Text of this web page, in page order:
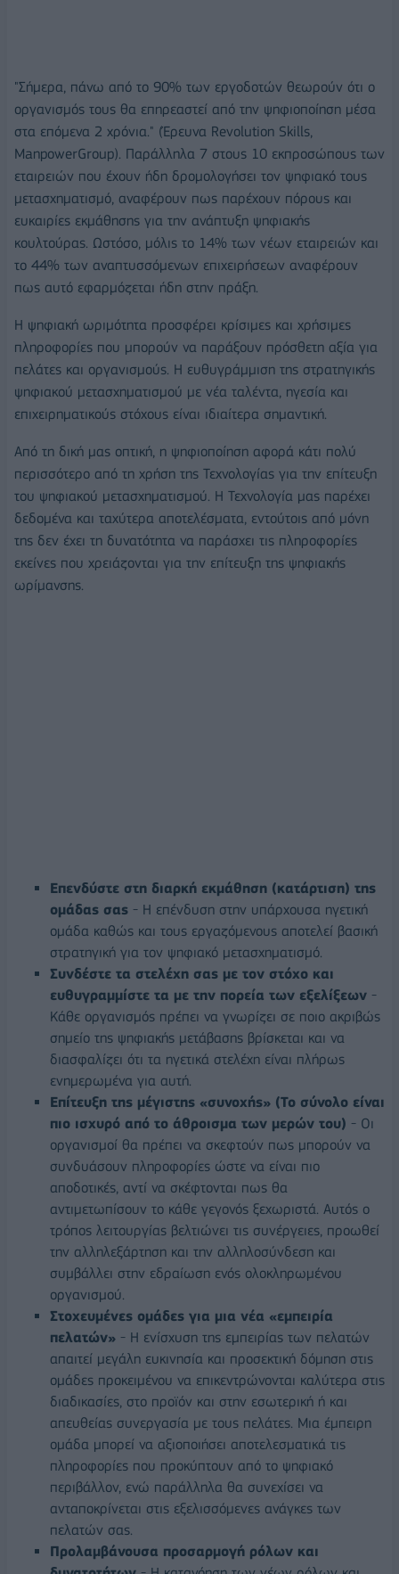
"Σήμερα, πάνω από το 90% των εργοδοτών θεωρούν ότι ο
οργανισμός τους θα επηρεαστεί από την ψηφιοποίηση μέσα
στα επόμενα 2 χρόνια." (Έρευνα Revolution Skills,
ManpowerGroup). Παράλληλα 7 στους 10 εκπροσώπους των
εταιρειών που έχουν ήδη δρομολογήσει τον ψηφιακό τους
μετασχηματισμό, αναφέρουν πως παρέχουν πόρους και
ευκαιρίες εκμάθησης για την ανάπτυξη ψηφιακής
κουλτούρας. Ωστόσο, μόλις το 14% των νέων εταιρειών και
το 44% των αναπτυσσόμενων επιχειρήσεων αναφέρουν
πως αυτό εφαρμόζεται ήδη στην πράξη.
Η ψηφιακή ωριμότητα προσφέρει κρίσιμες και χρήσιμες
πληροφορίες που μπορούν να παράξουν πρόσθετη αξία για
πελάτες και οργανισμούς. Η ευθυγράμμιση της στρατηγικής
ψηφιακού μετασχηματισμού με νέα ταλέντα, ηγεσία και
επιχειρηματικούς στόχους είναι ιδιαίτερα σημαντική.
Από τη δική μας οπτική, η ψηφιοποίηση αφορά κάτι πολύ
περισσότερο από τη χρήση της Τεχνολογίας για την επίτευξη
του ψηφιακού μετασχηματισμού. Η Τεχνολογία μας παρέχει
δεδομένα και ταχύτερα αποτελέσματα, εντούτοις από μόνη
της δεν έχει τη δυνατότητα να παράσχει τις πληροφορίες
εκείνες που χρειάζονται για την επίτευξη της ψηφιακής
ωρίμανσης.
Επενδύστε στη διαρκή εκμάθηση (κατάρτιση) της
ομάδας σας - Η επένδυση στην υπάρχουσα ηγετική
ομάδα καθώς και τους εργαζόμενους αποτελεί βασική
στρατηγική για τον ψηφιακό μετασχηματισμό.
Συνδέστε τα στελέχη σας με τον στόχο και
ευθυγραμμίστε τα με την πορεία των εξελίξεων -
Κάθε οργανισμός πρέπει να γνωρίζει σε ποιο ακριβώς
σημείο της ψηφιακής μετάβασης βρίσκεται και να
διασφαλίζει ότι τα ηγετικά στελέχη είναι πλήρως
ενημερωμένα για αυτή.
Επίτευξη της μέγιστης «συνοχής» (Το σύνολο είναι
πιο ισχυρό από το άθροισμα των μερών του) - Οι
οργανισμοί θα πρέπει να σκεφτούν πως μπορούν να
συνδυάσουν πληροφορίες ώστε να είναι πιο
αποδοτικές, αντί να σκέφτονται πως θα
αντιμετωπίσουν το κάθε γεγονός ξεχωριστά. Αυτός ο
τρόπος λειτουργίας βελτιώνει τις συνέργειες, προωθεί
την αλληλεξάρτηση και την αλληλοσύνδεση και
συμβάλλει στην εδραίωση ενός ολοκληρωμένου
οργανισμού.
Στοχευμένες ομάδες για μια νέα «εμπειρία
πελατών» - Η ενίσχυση της εμπειρίας των πελατών
απαιτεί μεγάλη ευκινησία και προσεκτική δόμηση στις
ομάδες προκειμένου να επικεντρώνονται καλύτερα στις
διαδικασίες, στο προϊόν και στην εσωτερική ή και
απευθείας συνεργασία με τους πελάτες. Μια έμπειρη
ομάδα μπορεί να αξιοποιήσει αποτελεσματικά τις
πληροφορίες που προκύπτουν από το ψηφιακό
περιβάλλον, ενώ παράλληλα θα συνεχίσει να
ανταποκρίνεται στις εξελισσόμενες ανάγκες των
πελατών σας.
Προλαμβάνουσα προσαρμογή ρόλων και